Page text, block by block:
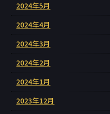
2024年5月
2024年4月
2024年3月
2024年2月
2024年1月
2023年12月